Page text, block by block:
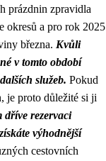
prázdnin zpravidla
okresů a pro rok 2025
března. Kvůli
v tomto období
služeb. Pokud
je proto důležité si ji
dříve rezervaci
výhodnější
cestovních